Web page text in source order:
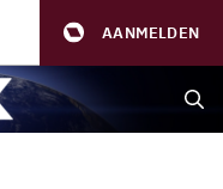
AANMELDEN